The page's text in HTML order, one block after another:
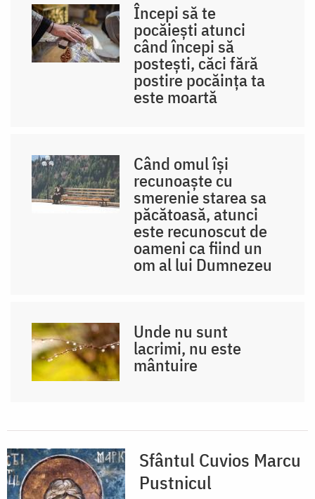
Foto:
Oana
Începi să te
pocăiești atunci
când începi să
postești, căci fără
postire pocăința ta
este moartă
Când omul își
recunoaște cu
smerenie starea sa
păcătoasă, atunci
este recunoscut de
oameni ca fiind un
om al lui Dumnezeu
Unde nu sunt
lacrimi, nu este
mântuire
Sfântul Cuvios Marcu
Pustnicul